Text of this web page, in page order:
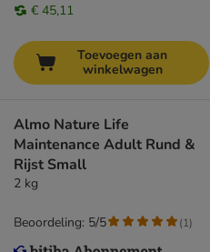
€ 45,11
Toevoegen aan
winkelwagen
Almo Nature Life
Maintenance Adult Rund &
Rijst Small
2 kg
Beoordeling: 5/5 (1)